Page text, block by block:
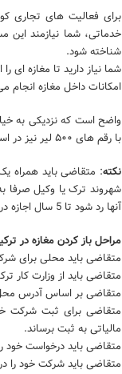
موزه
موزه
برای فعالیت های تجاری
خدماتی، شما نیازمند این
شناخته شود.
شما نیاز دارید تا مغازه ای
امکانات داخل مغازه انجام
واضح است که نزدیکی به
با رقم های ۵۰۰ لیر نیز در استانبول، اجاره مغازه را انجام داد.
نکته: متقاضی باید همراه
شهروند ترک یا وکیل صرفا
آنها رد شود تا 5 سال اجازه درخواست مجدد نخواهند داشت.
مراحل باز کردن مغازه در
متقاضی باید محلی برای
متقاضی باید از وزارت کار
متقاضی بر اساس آدرس محل
متقاضی برای ثبت شرکت
مالیاتی به ثبت برساند.
متقاضی باید درخواست خود
متقاضی باید شرکت خود را